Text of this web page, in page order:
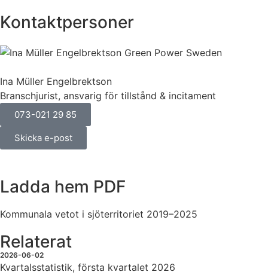
Kontaktpersoner
Ina Müller Engelbrektson
Branschjurist, ansvarig för tillstånd & incitament
073-021 29 85
Skicka e-post
Ladda hem PDF
Kommunala vetot i sjöterritoriet 2019–2025
Relaterat
2026-06-02
Kvartalsstatistik, första kvartalet 2026